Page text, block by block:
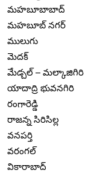
మహబూబాబాద్
మహబూబ్ నగర్
ములుగు
మెదక్
మేడ్చల్ – మల్కాజిగిరి
యాదాద్రి భువనగిరి
రంగారెడ్డి
రాజన్న సిరిసిల్ల
వనపర్తి
వరంగల్
వికారాబాద్